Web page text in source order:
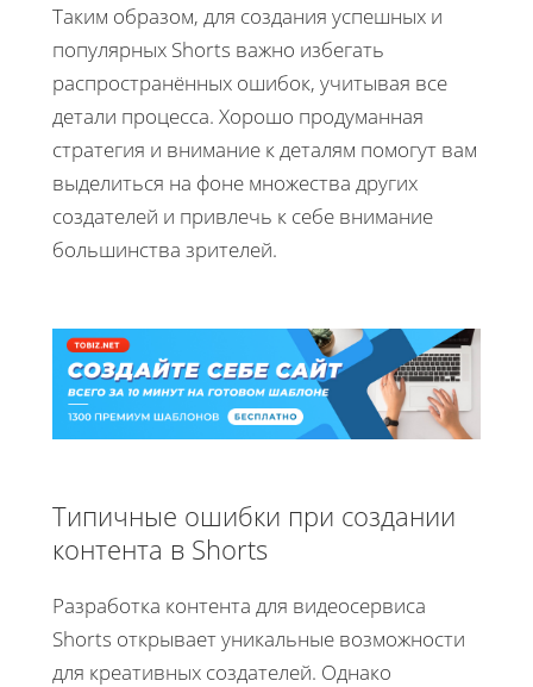
Таким образом, для создания успешных и
популярных Shorts важно избегать
распространённых ошибок, учитывая все
детали процесса. Хорошо продуманная
стратегия и внимание к деталям помогут вам
выделиться на фоне множества других
создателей и привлечь к себе внимание
большинства зрителей.
Типичные ошибки при создании
контента в Shorts
Разработка контента для видеосервиса
Shorts открывает уникальные возможности
для креативных создателей. Однако